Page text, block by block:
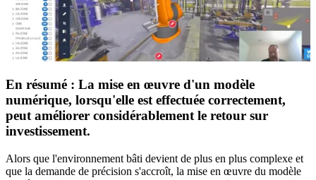
En résumé : La mise en œuvre d'un modèle
numérique, lorsqu'elle est effectuée correctement,
peut améliorer considérablement le retour sur
investissement.
Alors que l'environnement bâti devient de plus en plus complexe et
que la demande de précision s'accroît, la mise en œuvre du modèle